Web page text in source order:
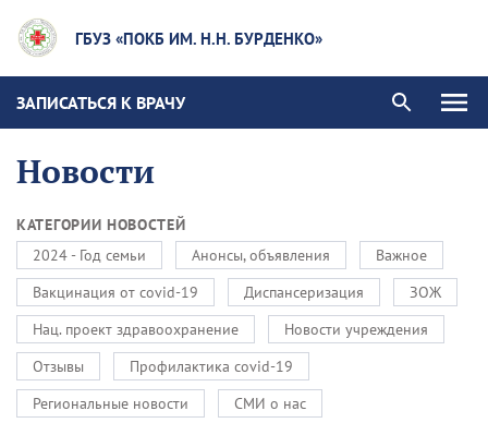
ГБУЗ «ПОКБ ИМ. Н.Н. БУРДЕНКО»
ЗАПИСАТЬСЯ К ВРАЧУ
Новости
КАТЕГОРИИ НОВОСТЕЙ
2024 - Год семьи
Анонсы, объявления
Важное
Вакцинация от covid-19
Диспансеризация
ЗОЖ
Нац. проект здравоохранение
Новости учреждения
Отзывы
Профилактика covid-19
Региональные новости
СМИ о нас